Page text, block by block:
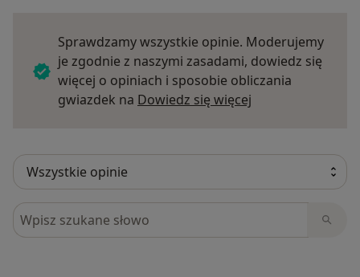
Sprawdzamy wszystkie opinie. Moderujemy
je zgodnie z naszymi zasadami, dowiedz się
więcej o opiniach i sposobie obliczania
gwiazdek na Dowiedz się więcej
Szukaj w opiniach